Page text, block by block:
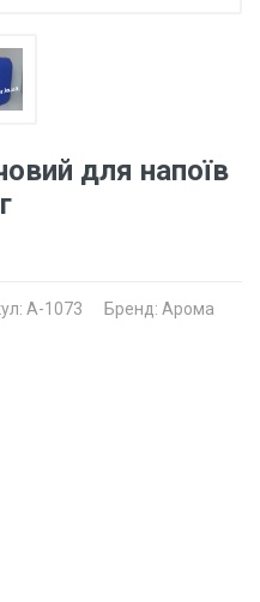
для напоїв
A-1073
Бренд: Арома